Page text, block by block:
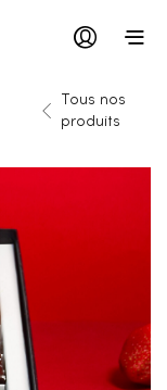
Tous nos
produits